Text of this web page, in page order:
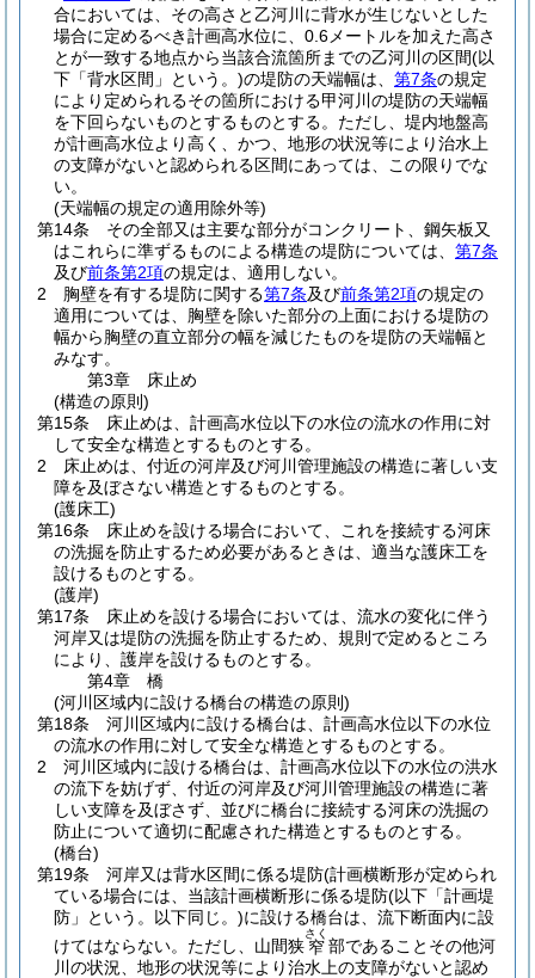
合においては、その高さと乙河川に背水が生じないとした
場合に定めるべき計画高水位に、0.6メートルを加えた高さ
とが一致する地点から当該合流箇所までの乙河川の区間(以
下「背水区間」という。)の堤防の天端幅は、 第7条の規定
により定められるその箇所における甲河川の堤防の天端幅
を下回らないものとするものとする。 ただし、堤内地盤高
が計画高水位より高く、かつ、地形の状況等により治水上
の支障がないと認められる区間にあっては、この限りでな
い。
(天端幅の規定の適用除外等)
第14条
その全部又は主要な部分がコンクリート、鋼矢板又
はこれらに準ずるものによる構造の堤防については、 第7条
及び前条第2項の規定は、適用しない。
2
胸壁を有する堤防に関する第7条及び前条第2項の規定の
適用については、胸壁を除いた部分の上面における堤防の
幅から胸壁の直立部分の幅を減じたものを堤防の天端幅と
みなす。
第3章
床止め
(構造の原則)
第15条
床止めは、計画高水位以下の水位の流水の作用に対
して安全な構造とするものとする。
2
床止めは、付近の河岸及び河川管理施設の構造に著しい支
障を及ぼさない構造とするものとする。
(護床工)
第16条
床止めを設ける場合において、これを接続する河床
の洗掘を防止するため必要があるときは、適当な護床工を
設けるものとする。
(護岸)
第17条
床止めを設ける場合においては、流水の変化に伴う
河岸又は堤防の洗掘を防止するため、規則で定めるところ
により、護岸を設けるものとする。
第4章
橋
(河川区域内に設ける橋台の構造の原則)
第18条
河川区域内に設ける橋台は、計画高水位以下の水位
の流水の作用に対して安全な構造とするものとする。
2
河川区域内に設ける橋台は、計画高水位以下の水位の洪水
の流下を妨げず、付近の河岸及び河川管理施設の構造に著
しい支障を及ぼさず、並びに橋台に接続する河床の洗掘の
防止について適切に配慮された構造とするものとする。
(橋台)
第19条
河岸又は背水区間に係る堤防(計画横断形が定められ
ている場合には、当該計画横断形に係る堤防(以下「計画堤
防」という。以下同じ。)に設ける橋台は、流下断面内に設
けてはならない。ただし、山間狭 窄
さく
部であることその他河
川の状況、地形の状況等により治水上の支障がないと認め